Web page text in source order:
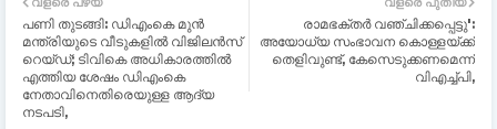
രാമഭക്തര്‍ വഞ്ചിക്കപ്പെട്ടു':
അയോധ്യ സംഭാവന കൊള്ളയ്ക്ക്
തെളിവുണ്ട്, കേസെടുക്കണമെന്ന്
വിഎച്ച്‌പി,
പണി തുടങ്ങി: ഡിഎംകെ മുൻ
മന്ത്രിയുടെ വീടുകളില്‍ വിജിലൻസ്
റെയ്ഡ്; ടിവികെ അധികാരത്തില്‍
എത്തിയ ശേഷം ഡിഎംകെ
നേതാവിനെതിരെയുള്ള ആദ്യ
നടപടി,